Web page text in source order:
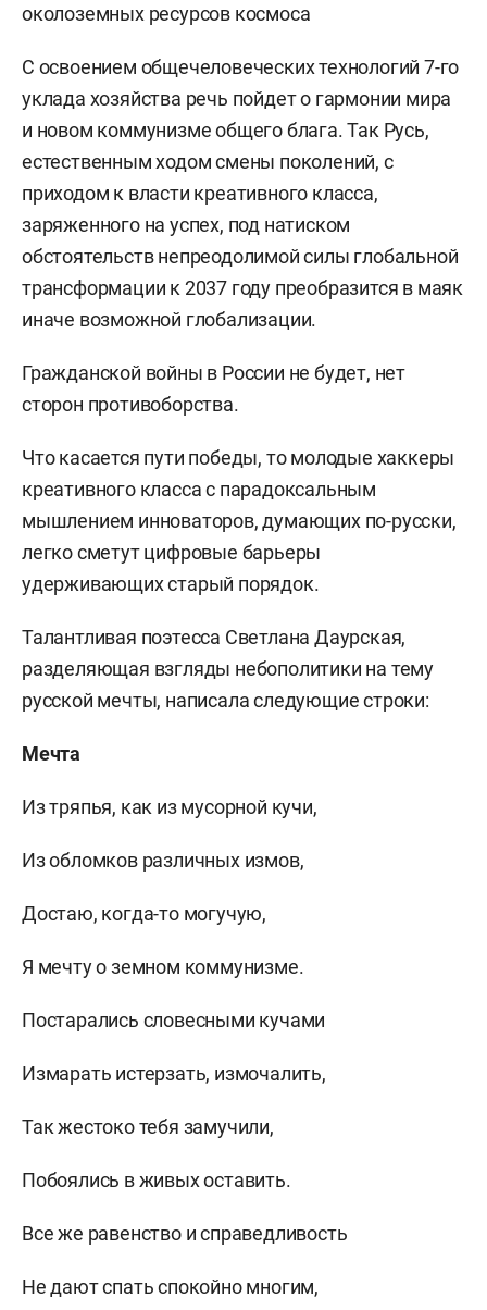
околоземных ресурсов космоса
С освоением общечеловеческих технологий 7-го
уклада хозяйства речь пойдет о гармонии мира
и новом коммунизме общего блага. Так Русь,
естественным ходом смены поколений, с
приходом к власти креативного класса,
заряженного на успех, под натиском
обстоятельств непреодолимой силы глобальной
трансформации к 2037 году преобразится в маяк
иначе возможной глобализации.
Гражданской войны в России не будет, нет
сторон противоборства.
Что касается пути победы, то молодые хаккеры
креативного класса с парадоксальным
мышлением инноваторов, думающих по-русски,
легко сметут цифровые барьеры
удерживающих старый порядок.
Талантливая поэтесса Светлана Даурская,
разделяющая взгляды небополитики на тему
русской мечты, написала следующие строки:
Мечта
Из тряпья, как из мусорной кучи,
Из обломков различных измов,
Достаю, когда-то могучую,
Я мечту о земном коммунизме.
Постарались словесными кучами
Измарать истерзать, измочалить,
Так жестоко тебя замучили,
Побоялись в живых оставить.
Все же равенство и справедливость
Не дают спать спокойно многим,